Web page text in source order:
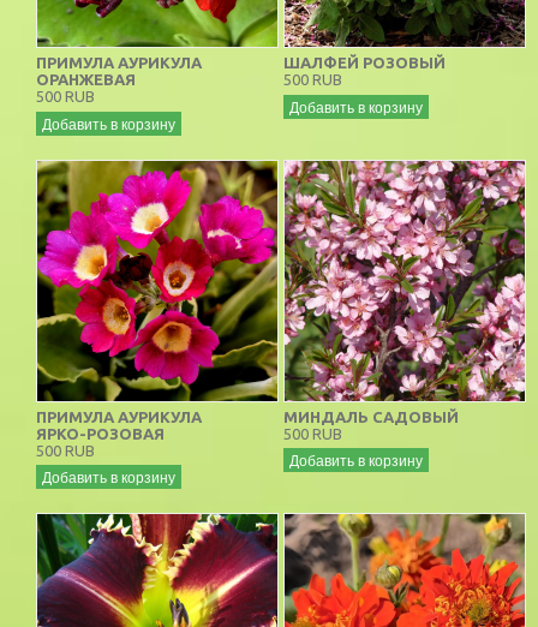
ПРИМУЛА АУРИКУЛА
ОРАНЖЕВАЯ
500 RUB
Добавить в корзину
ШАЛФЕЙ РОЗОВЫЙ
500 RUB
Добавить в корзину
ПРИМУЛА АУРИКУЛА
ЯРКО-РОЗОВАЯ
500 RUB
Добавить в корзину
МИНДАЛЬ САДОВЫЙ
500 RUB
Добавить в корзину